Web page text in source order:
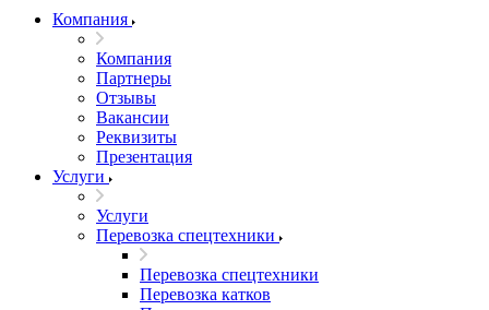
Компания
Компания
Партнеры
Отзывы
Вакансии
Реквизиты
Презентация
Услуги
Услуги
Перевозка спецтехники
Перевозка спецтехники
Перевозка катков